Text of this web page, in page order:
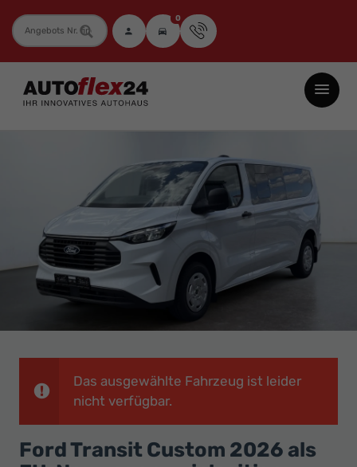
Fahrzeugnummer 0
Autoflex24
GmbH
Jahreswagen
Gebrauchtwagen
zu
Top-
Ihr
Innovatives
Autohaus
Das ausgewählte Fahrzeug ist leider
nicht verfügbar.
Ford Transit Custom 2026 als